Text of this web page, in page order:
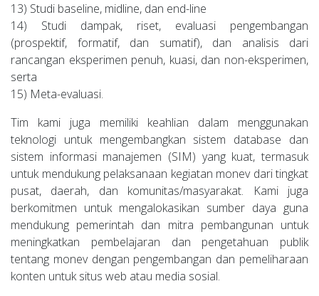
13) Studi baseline, midline, dan end-line
14) Studi dampak, riset, evaluasi pengembangan
(prospektif, formatif, dan sumatif), dan analisis dari
rancangan eksperimen penuh, kuasi, dan non-eksperimen,
serta
15) Meta-evaluasi.
Tim kami juga memiliki keahlian dalam menggunakan
teknologi untuk mengembangkan sistem database dan
sistem informasi manajemen (SIM) yang kuat, termasuk
untuk mendukung pelaksanaan kegiatan monev dari tingkat
pusat, daerah, dan komunitas/masyarakat. Kami juga
berkomitmen untuk mengalokasikan sumber daya guna
mendukung pemerintah dan mitra pembangunan untuk
meningkatkan pembelajaran dan pengetahuan publik
tentang monev dengan pengembangan dan pemeliharaan
konten untuk situs web atau media sosial.